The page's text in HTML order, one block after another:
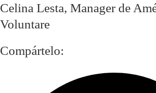
Celina Lesta, Manager de
Voluntare
Compártelo: